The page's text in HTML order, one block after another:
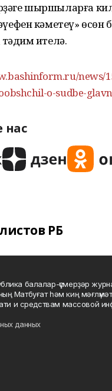
шыршыларға
кәметеү»
ителә.
news/
o-sudbe-
нас
РБ
балалар-үҫмерҙәр
Матбуғат һәм киң
и средствам массовой
данных